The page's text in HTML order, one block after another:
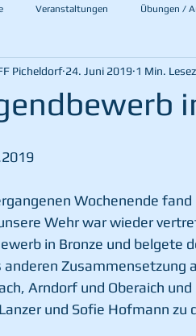
Veranstaltungen Übungen /
Picheldorf 24. Juni 2019 1 Min.
Wochenende
Wehr war wieder
in Bronze und belgete
anderen Zusammensetzung
Arndorf und Oberaich
und Sofie Hofmann zu